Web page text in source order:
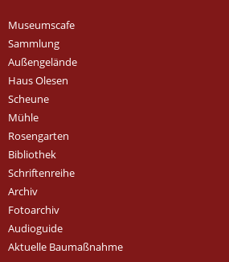
Museumscafe
Sammlung
Außengelände
Haus Olesen
Scheune
Mühle
Rosengarten
Bibliothek
Schriftenreihe
Archiv
Fotoarchiv
Audioguide
Aktuelle Baumaßnahme